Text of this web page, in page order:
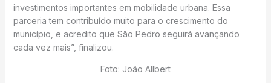
investimentos importantes em mobilidade urbana. Essa
parceria tem contribuído muito para o crescimento do
município, e acredito que São Pedro seguirá avançando
cada vez mais”, finalizou.
Foto: João Allbert